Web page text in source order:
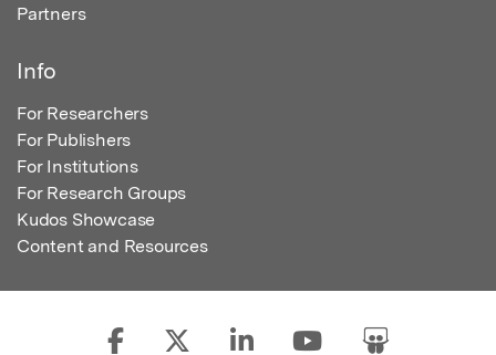
Partners
Info
For Researchers
For Publishers
For Institutions
For Research Groups
Kudos Showcase
Content and Resources